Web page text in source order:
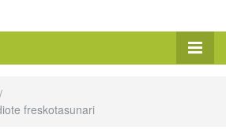
/
freskotasunari